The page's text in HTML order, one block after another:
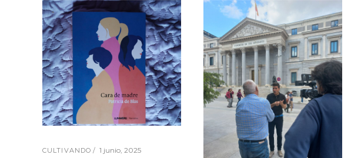
CULTIVANDO 1 junio, 2025